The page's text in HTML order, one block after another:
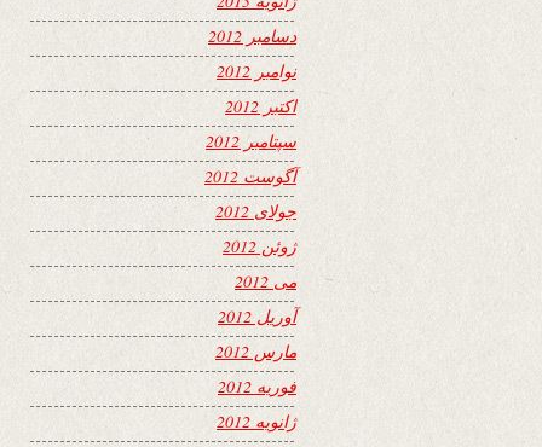
دسامبر 2012
نوامبر 2012
اکتبر 2012
سپتامبر 2012
آگوست 2012
جولای 2012
ژوئن 2012
می 2012
آوریل 2012
مارس 2012
فوریه 2012
ژانویه 2012